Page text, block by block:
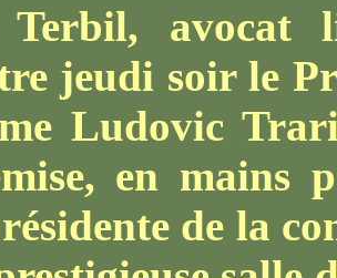
Terbil, avocat
jeudi soir le
Ludovic
en mains
de la